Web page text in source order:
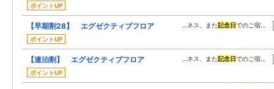
ポイントUP
【早期割28】 エグゼクティブフロア
ポイントUP
…ネス、また記念日でのご宿…
【連泊割】 エグゼクティブフロア
ポイントUP
…ネス、また記念日でのご宿…